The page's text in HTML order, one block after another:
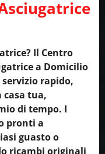
Il Centro
a Domicilio
rapido,
casa tua,
di tempo. I
pronti a
guasto o
ricambi originali